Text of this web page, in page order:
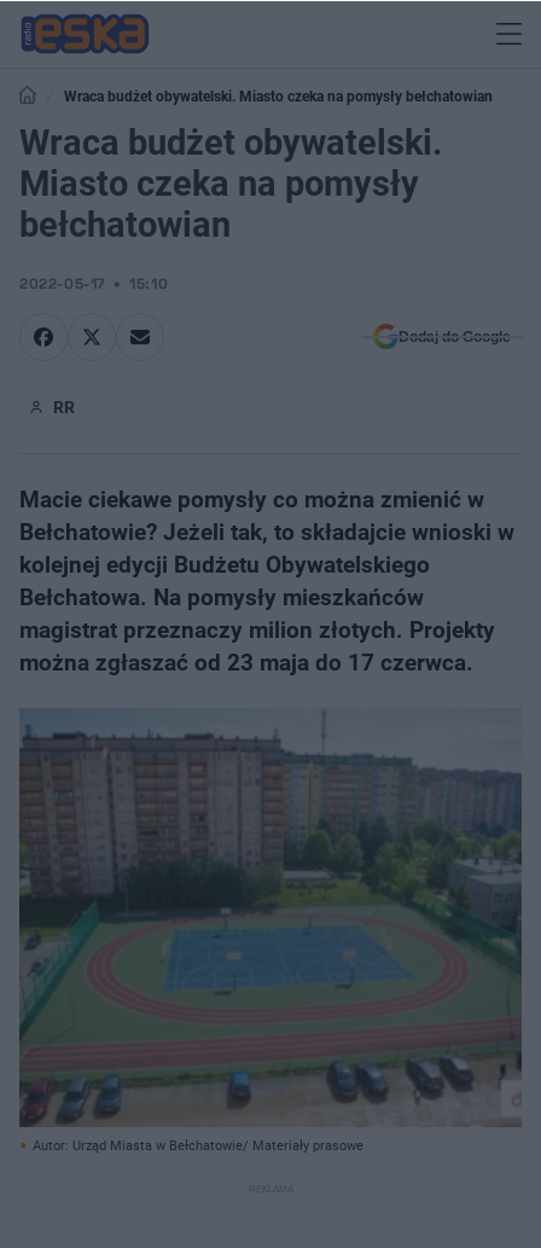
Wraca budżet obywatelski. Miasto czeka na pomysły bełchatowian
Wraca budżet obywatelski.
Miasto czeka na pomysły
bełchatowian
2022-05-17 15:10
Dodaj do Google
RR
Macie ciekawe pomysły co można zmienić w
Bełchatowie? Jeżeli tak, to składajcie wnioski w
kolejnej edycji Budżetu Obywatelskiego
Bełchatowa. Na pomysły mieszkańców
magistrat przeznaczy milion złotych. Projekty
można zgłaszać od 23 maja do 17 czerwca.
Autor: Urząd Miasta w Bełchatowie/ Materiały prasowe